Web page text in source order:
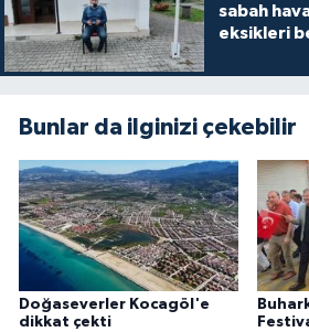
sabah
eksikleri
Bunlar da ilginizi çekebilir
Doğaseverler Kocagöl'e
dikkat çekti